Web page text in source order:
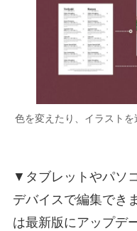
色を変えたり、イラスト
▼タブレットやパソ
デバイスで編集でき
は最新版にアップデ